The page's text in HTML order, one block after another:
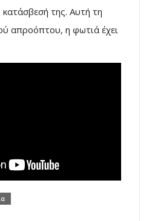
της. Αυτή τη
απροόπτου, η φωτιά έχει